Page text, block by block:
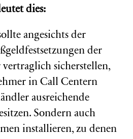
dies:
angesichts der
der
sicherstellen,
in Call Centern
ausreichende
Sondern auch
installieren, zu denen